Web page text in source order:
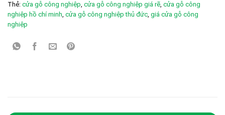
Thẻ: cửa gỗ công nghiệp, cửa gỗ công nghiệp giá rẽ, cửa gỗ công
nghiệp hồ chí minh, cửa gỗ công nghiệp thủ đức, giá cửa gỗ công
nghiệp